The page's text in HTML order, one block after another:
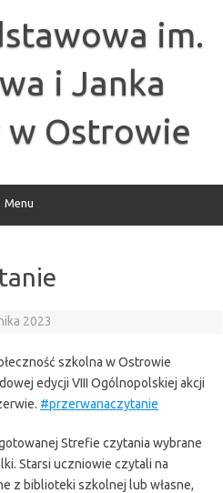
im.
i Janka
Ostrowie
Menu
2023
szkolna w Ostrowie
edycji VIII Ogólnopolskiej akcji
#przerwanaczytanie
Strefie czytania wybrane
Starsi uczniowie czytali na
z biblioteki szkolnej lub własne,